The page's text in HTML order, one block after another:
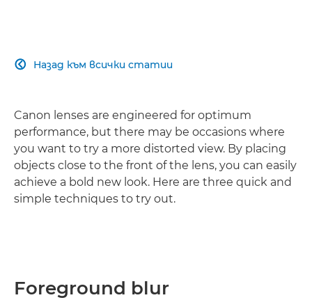
Назад към всички статии

Canon lenses are engineered for optimum
performance, but there may be occasions where
you want to try a more distorted view. By placing
objects close to the front of the lens, you can easily
achieve a bold new look. Here are three quick and
simple techniques to try out.
Foreground blur